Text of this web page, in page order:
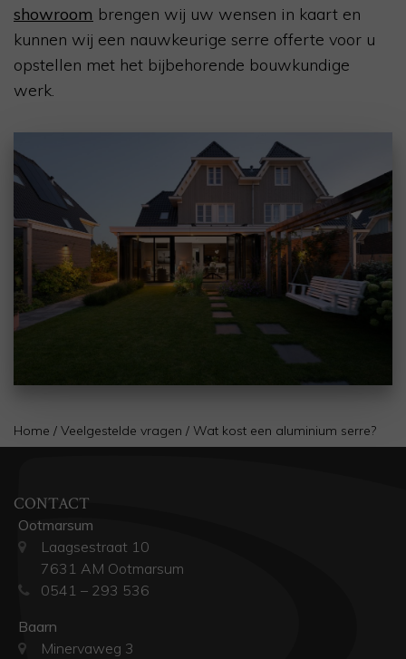
showroom brengen wij uw wensen in kaart en
kunnen wij een nauwkeurige serre offerte voor u
opstellen met het bijbehorende bouwkundige
werk.
Home / Veelgestelde vragen / Wat kost een aluminium serre?
CONTACT
Ootmarsum
Laagsestraat 10
7631 AM Ootmarsum
0541 – 293 536
Baarn
Minervaweg 3